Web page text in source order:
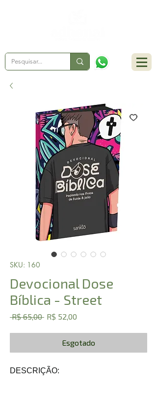
SKU: 160
Devocional Dose
Bíblica - Street
R$ 65,00 Preço
R$ 52,00
Esgotado
DESCRIÇÃO: